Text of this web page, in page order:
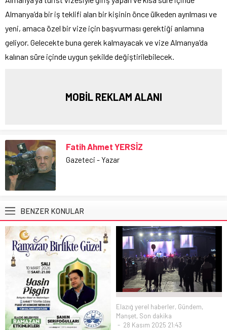
Almanya’da bir iş teklifi alan bir kişinin önce ülkeden ayrılması ve
yeni, amaca özel bir vize için başvurması gerektiği anlamına
geliyor. Gelecekte buna gerek kalmayacak ve vize Almanya’da
kalınan süre içinde uygun şekilde değiştirilebilecek.
MOBİL REKLAM ALANI
Fatih Ahmet YERSİZ
Gazeteci - Yazar
BENZER KONULAR
Elazığ yerel haberler, Gündem,
Manşet, Son dakika
28 Kasım 2025 21:43